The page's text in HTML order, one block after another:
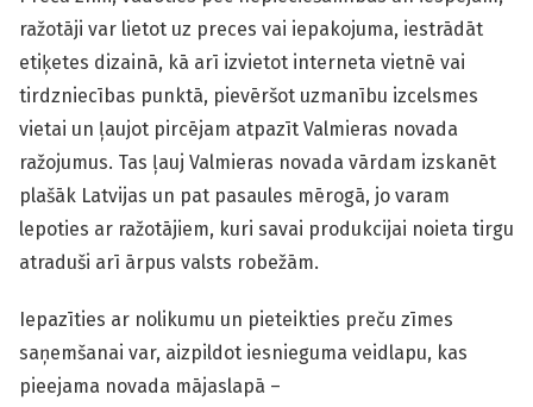
ražotāji var lietot uz preces vai iepakojuma, iestrādāt
etiķetes dizainā, kā arī izvietot interneta vietnē vai
tirdzniecības punktā, pievēršot uzmanību izcelsmes
vietai un ļaujot pircējam atpazīt Valmieras novada
ražojumus. Tas ļauj Valmieras novada vārdam izskanēt
plašāk Latvijas un pat pasaules mērogā, jo varam
lepoties ar ražotājiem, kuri savai produkcijai noieta tirgu
atraduši arī ārpus valsts robežām.
Iepazīties ar nolikumu un pieteikties preču zīmes
saņemšanai var, aizpildot iesnieguma veidlapu, kas
pieejama novada mājaslapā –